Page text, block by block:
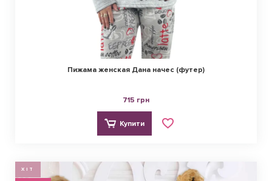
Пижама женская Дана начес (футер)
715 грн
Купити
ХІТ